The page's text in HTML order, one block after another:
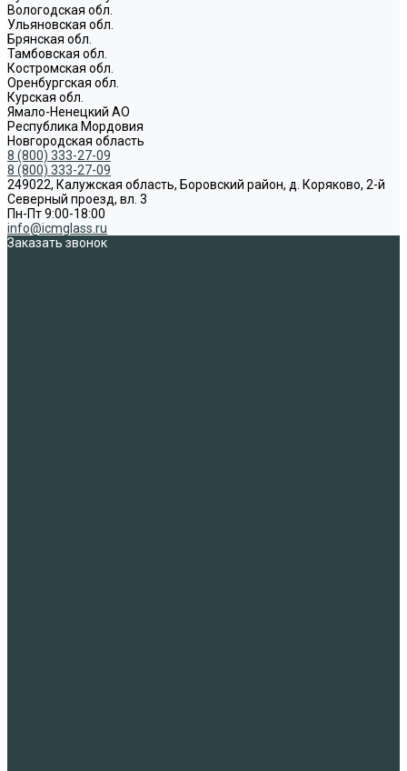
Вологодская обл.
Ульяновская обл.
Брянская обл.
Тамбовская обл.
Костромская обл.
Оренбургская обл.
Курская обл.
Ямало-Ненецкий АО
Республика Мордовия
Новгородская область
8 (800) 333-27-09
8 (800) 333-27-09
249022, Калужская область, Боровский район, д. Коряково, 2-й
Северный проезд, вл. 3
Пн-Пт 9:00-18:00
info@icmglass.ru
Заказать звонок